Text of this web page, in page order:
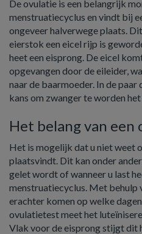
De ovulatie is een belangrijk
menstruatiecyclus en vindt bij
ongeveer halverwege plaats.
eierstok een eicel rijp is
heet een eisprong. De eicel
opgevangen door de eileider,
naar de baarmoeder. In de
kans om zwanger te worden
Het belang van
Het is mogelijk dat u niet weet
plaatsvindt. Dit kan onder
gelet wordt of wanneer u last
menstruatiecyclus. Met behulp
erachter komen op welke
ovulatietest meet het
Vlak voor de eisprong stijgt dit